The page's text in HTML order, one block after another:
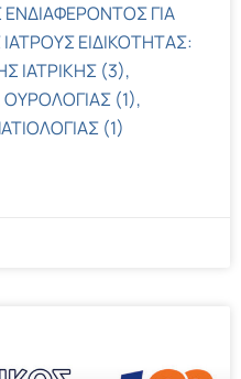
ΓΙΑ
ΕΙΔΙΚΟΤΗΤΑΣ:
ΙΑΤΡΙΚΗΣ (3),
(1),
(1)